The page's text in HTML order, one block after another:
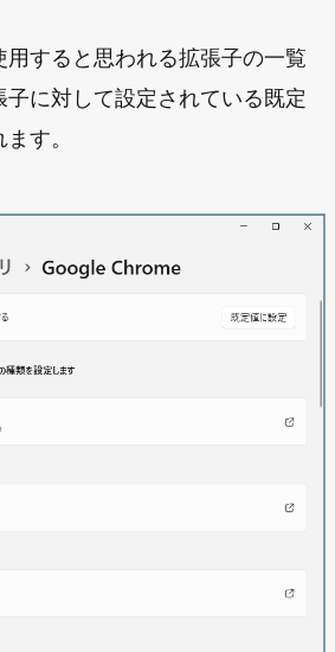
すると思われる拡張子の一覧
子に対して設定されている既定
す。